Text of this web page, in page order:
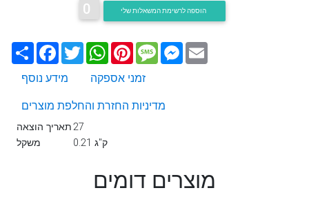
0
שתף Facebook
TwitterWhatsApp
PinterestMessageMessenger
מידע נוסף
זמני אספקה
מדיניות החזרת והחלפת מוצרים
תאריך הוצאה27
משקל
0.21 ק"ג
מוצרים דומים